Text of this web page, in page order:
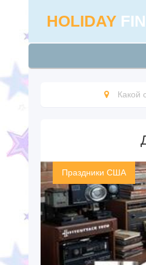
HOLIDAY
Какой
Праздники США